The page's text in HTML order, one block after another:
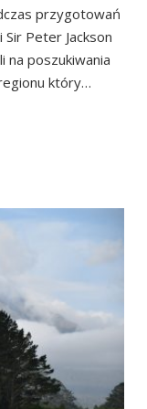
przygotowań
Peter Jackson
na poszukiwania
który…